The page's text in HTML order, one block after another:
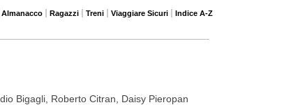
Almanacco Ragazzi Treni Viaggiare Sicuri Indice A-Z
Bigagli, Roberto Citran, Daisy Pieropan